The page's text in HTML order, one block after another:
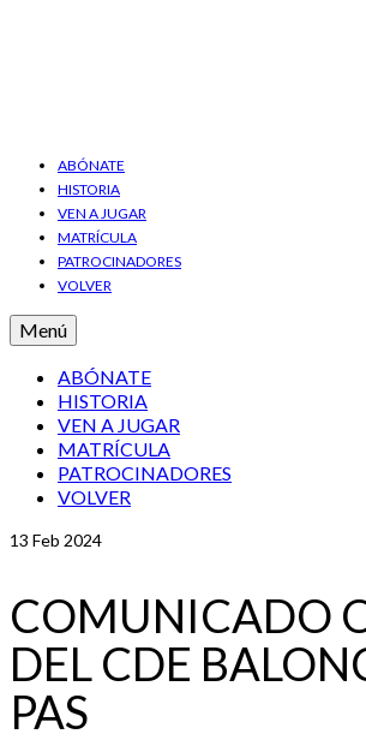
ABÓNATE
HISTORIA
VEN A JUGAR
MATRÍCULA
PATROCINADORES
VOLVER
Menú
ABÓNATE
HISTORIA
VEN A JUGAR
MATRÍCULA
PATROCINADORES
VOLVER
13 Feb 2024
COMUNICADO
DEL CDE
PAS